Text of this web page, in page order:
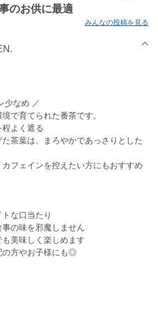
のお供に最適
みんなの投稿を見る
少なめ ／
で育てられた番茶です。
よく遮る
茶葉は、まろやかであっさりとした
フェインを控えたい方にもおすすめ
な口当たり
の味を邪魔しません
美味しく楽しめます
の方やお子様にも◎